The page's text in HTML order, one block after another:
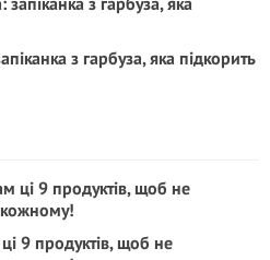
з гарбуза, яка підкорить
9 продуктів, щоб не